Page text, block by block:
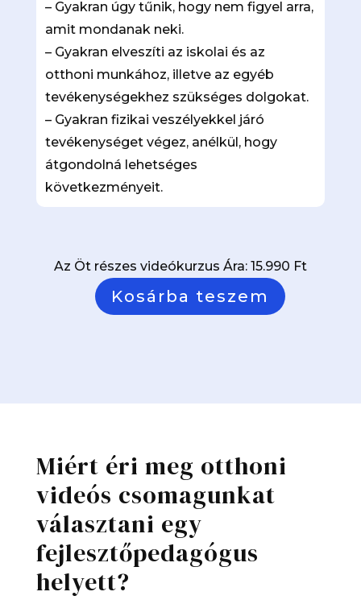
– Gyakran úgy tűnik, hogy nem figyel arra,
amit mondanak neki.
– Gyakran elveszíti az iskolai és az
otthoni munkához, illetve az egyéb
tevékenységekhez szükséges dolgokat.
– Gyakran fizikai veszélyekkel járó
tevékenységet végez, anélkül, hogy
átgondolná lehetséges
következményeit.
Az Öt részes videókurzus Ára: 15.990 Ft
“OKOSTORNA”
Kosárba teszem
Miért éri meg otthoni
videós csomagunkat
választani egy
fejlesztőpedagógus
helyett?